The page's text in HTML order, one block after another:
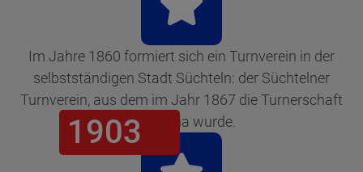
Im Jahre 1860 formiert sich ein Turnverein in der
selbstständigen Stadt Süchteln: der Süchtelner
Turnverein, aus dem im Jahr 1867 die Turnerschaft
Germania wurde.
1903